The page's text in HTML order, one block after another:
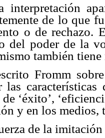
interpretación
de lo que
o de
del poder de la
también
Fromm
características
‘éxito’,
y en los medios,
de la